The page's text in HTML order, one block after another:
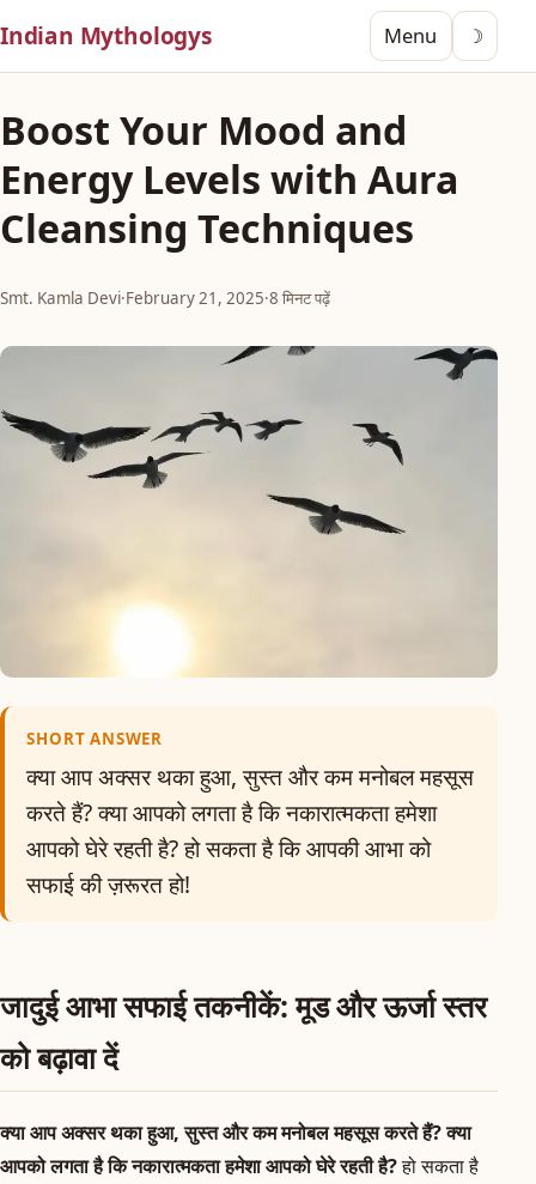
Indian Mythologys Menu ☽
Boost Your Mood and
Energy Levels with Aura
Cleansing Techniques
Smt. Kamla Devi·February 21, 2025·8 मिनट पढ़ें
SHORT ANSWER
क्या आप अक्सर थका हुआ, सुस्त और कम मनोबल महसूस
करते हैं? क्या आपको लगता है कि नकारात्मकता हमेशा
आपको घेरे रहती है? हो सकता है कि आपकी आभा को
सफाई की ज़रूरत हो!
जादुई आभा सफाई तकनीकें: मूड और ऊर्जा स्तर
को बढ़ावा दें
क्या आप अक्सर थका हुआ, सुस्त और कम मनोबल महसूस करते हैं? क्या
आपको लगता है कि नकारात्मकता हमेशा आपको घेरे रहती है?हो सकता है